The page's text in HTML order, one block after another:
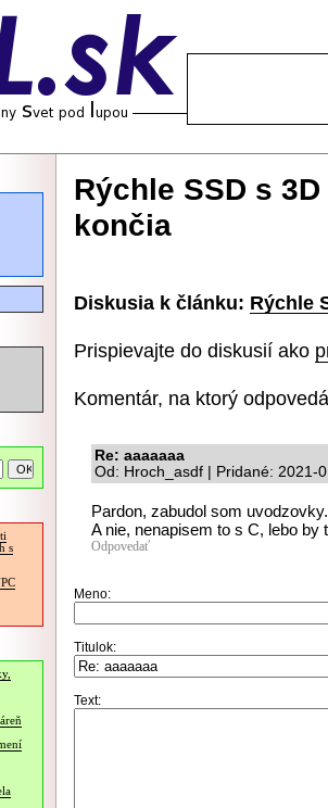
s
Rýchle SSD s
končia
Diskusia k článku: Rýchle
Prispievajte do diskusií ako
Komentár, na ktorý
Re: aaaaaaa
Od: Hroch_asdf | Pridané: 2021-
Pardon, zabudol som
A nie, nenapisem to s C, lebo
Odpovedať
Meno:
Titulok:
Text: